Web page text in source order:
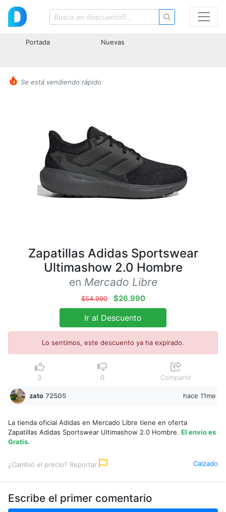
Portada Nuevas
Se está vendiendo rápido
Zapatillas Adidas Sportswear
Ultimashow 2.0 Hombre
en Mercado Libre
$54.990 $26.990
Ir al Descuento
Lo sentimos, este descuento ya ha expirado.
3 0 Compartir
zato 72505 hace 11me
La tienda oficial Adidas en Mercado Libre tiene en oferta
Zapatillas Adidas Sportswear Ultimashow 2.0 Hombre. El envío es
Gratis.
¿Cambió el precio? Reportar Calzado
Escribe el primer comentario